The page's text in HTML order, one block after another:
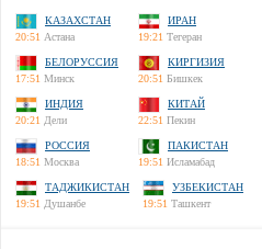
КАЗАХСТАН
20:51 Астана
ИРАН
19:21 Тегеран
БЕЛОРУССИЯ
17:51 Минск
КИРГИЗИЯ
20:51 Бишкек
ИНДИЯ
20:21 Дели
КИТАЙ
22:51 Пекин
РОССИЯ
18:51 Москва
ПАКИСТАН
19:51 Исламабад
ТАДЖИКИСТАН
19:51 Душанбе
УЗБЕКИСТАН
19:51 Ташкент